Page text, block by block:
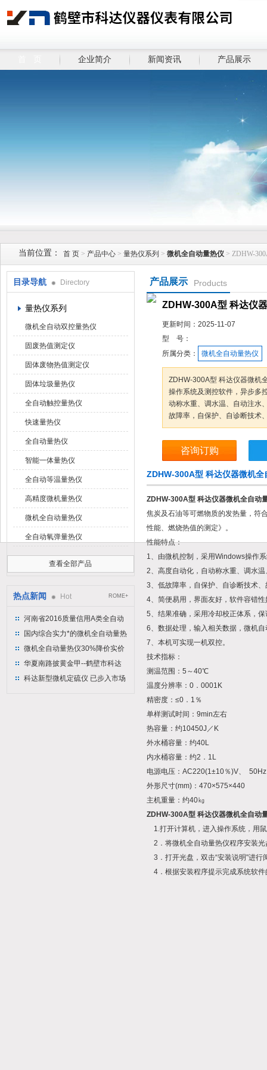
企业简介 新闻资讯 产品展示
当前位置： 首 页 > 产品中心 > 量热仪系列 > 微机全自动量热仪 > ZDHW-
目录导航 Directory
量热仪系列
微机全自动双控量热仪
固废热值测定仪
固体废物热值测定仪
固体垃圾量热仪
全自动触控量热仪
快速量热仪
全自动量热仪
智能一体量热仪
全自动等温量热仪
高精度微机量热仪
微机全自动量热仪
全自动氧弹量热仪
查看全部产品
热点新闻 Hot ROME+
河南省2016质量信用A类全自动
量热仪
国内综合实力*的微机全自动量热
仪制造企业
微机全自动量热仪30%降价实价
出售
华夏南路披黄金甲--鹤壁市科达
仪器仪表有限公司
科达新型微机定硫仪 已步入市场
产品展示 Products
ZDHW-300A型 科达仪
更新时间： 2025-11-07
型 号：
所属分类：
微机全自动量热仪
ZDHW-300A型 科达仪器微机
操作系统及测控软件，异步多
动称水重、调水温、自动注水
故障率，自保护、自诊断技术
咨询订购
ZDHW-300A型 科达仪器微机全
ZDHW-300A型 科达仪器微机全自动
焦炭及石油等可燃物质的发热量，符
性能、燃烧热值的测定》。
性能特点：
1、由微机控制，采用Windows操作
2、高度自动化，自动称水重、调水
3、低故障率，自保护、自诊断技术
4、简便易用，界面友好，软件容错
5、结果准确，采用冷却校正体系，
6、数据处理，输入相关数据，微机
7、本机可实现一机双控。
技术指标：
测温范围：5～40℃
温度分辨率：0．0001K
精密度：≤0．1％
单样测试时间：9min左右
热容量：约10450J／K
外水桶容量：约40L
内水桶容量：约2．1L
电源电压：AC220(1±10％)V、 50Hz
外形尺寸(mm)：470×575×440
主机重量：约40㎏
ZDHW-300A型 科达仪器微机全自动
1.打开计算机，进入操作系统，用
2．将微机全自动量热仪程序安装
3．打开光盘，双击“安装说明"进行
4．根据安装程序提示完成系统软件